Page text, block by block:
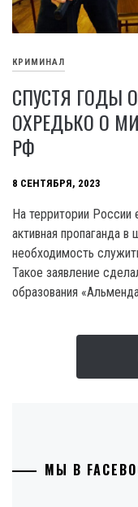
КРИМИНАЛ
СПУСТЯ ГОДЫ
ОХРЕДЬКО О
РФ
8 СЕНТЯБРЯ, 2023
На территории
активная пропаганда
необходимость
Такое заявление
образования
МЫ В